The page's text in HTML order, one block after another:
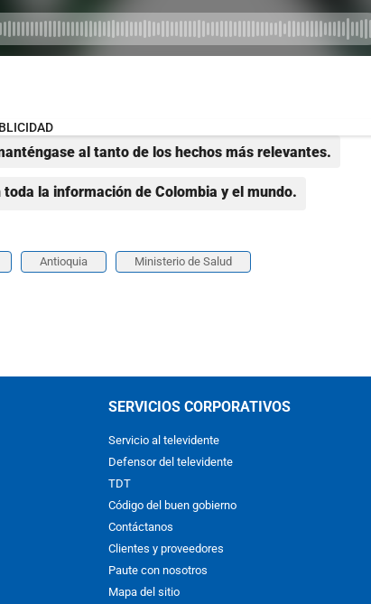
al tanto de los hechos más relevantes.
la información de Colombia y el mundo.
Antioquia Ministerio de Salud
SERVICIOS CORPORATIVOS
Servicio al televidente
Defensor del televidente
TDT
Código del buen gobierno
Contáctanos
Clientes y proveedores
Paute con nosotros
Mapa del sitio